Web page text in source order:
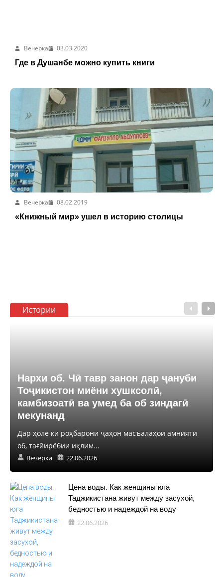
Вечерка
03.03.2020
Где в Душанбе можно купить книги
Вечерка
08.02.2019
«Книжный мир» ушел в историю столицы
Истории
Нархи об. Чӣ тавр занон дар ҷануби
Тоҷикистон миёни хушксолӣ,
камбизоатӣ ва умед ба об зиндагӣ
мекунанд
Дар ҳоле ки роҳбарони ҷаҳон масъалаҳои амнияти
об, тағйирёбии иқлим...
Вечерка 22.06.2026
Цена воды. Как женщины юга
Таджикистана живут между засухой,
бедностью и надеждой на воду
22.06.2026